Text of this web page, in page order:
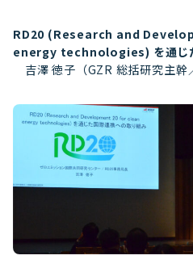
RD20 (Research and
energy technologies) を通じ
吉澤 徳子（GZR 総括研究主幹